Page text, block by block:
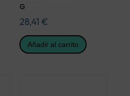
G
28,41 €
Añadir al carrito